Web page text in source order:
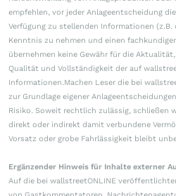
empfehlen, vor jeder Anlageentscheidung
Verfügung zu stellenden Informationen (z.B.
Kenntnis zu nehmen und einen
übernehmen keine Gewähr für die
Qualität und Vollständigkeit der auf
Informationen.Machen Leser die bei
zur Grundlage eigener
Risiko. Soweit rechtlich zulässig, schließen
direkt oder indirekt damit verbundene
Vorsatz oder grobe Fahrlässigkeit bleibt
Ergänzender Hinweis für Inhalte externer
Auf die bei wallstreetONLINE